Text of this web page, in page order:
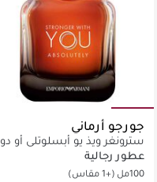
جورجو أرماني
سترونغر ويذ يو أبسلوتلي أو دو
برفان
عطور رجالية
100مل (+1 مقاس)